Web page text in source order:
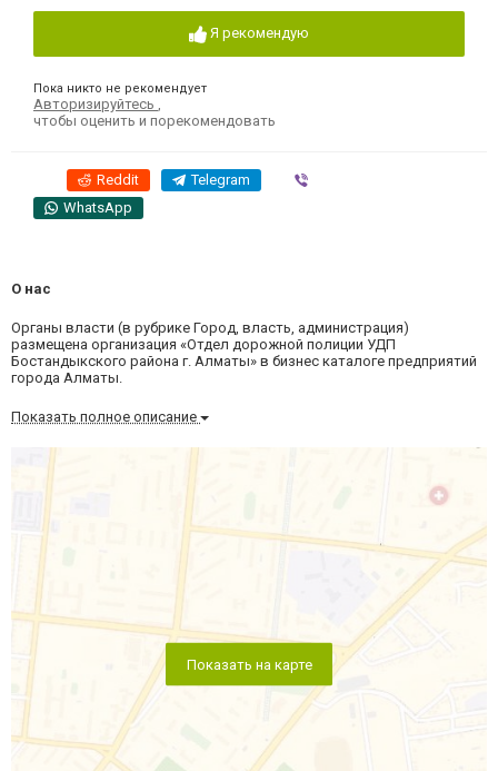
Я рекомендую
Пока никто не рекомендует
Авторизируйтесь
чтобы оценить и порекомендовать
Reddit Telegram
WhatsApp
О нас
Органы власти (в рубрике Город, власть, администрация)
размещена организация «Отдел дорожной полиции УДП
Бостандыкского района г. Алматы» в бизнес каталоге предприятий
города Алматы.
Показать полное описание
Показать на карте